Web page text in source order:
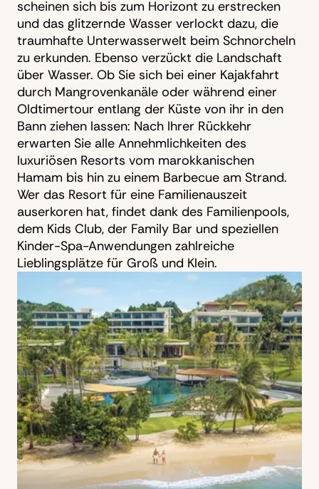
scheinen sich bis zum Horizont zu erstrecken
und das glitzernde Wasser verlockt dazu, die
traumhafte Unterwasserwelt beim Schnorcheln
zu erkunden. Ebenso verzückt die Landschaft
über Wasser. Ob Sie sich bei einer Kajakfahrt
durch Mangrovenkanäle oder während einer
Oldtimertour entlang der Küste von ihr in den
Bann ziehen lassen: Nach Ihrer Rückkehr
erwarten Sie alle Annehmlichkeiten des
luxuriösen Resorts vom marokkanischen
Hamam bis hin zu einem Barbecue am Strand.
Wer das Resort für eine Familienauszeit
auserkoren hat, findet dank des Familienpools,
dem Kids Club, der Family Bar und speziellen
Kinder-Spa-Anwendungen zahlreiche
Lieblingsplätze für Groß und Klein.